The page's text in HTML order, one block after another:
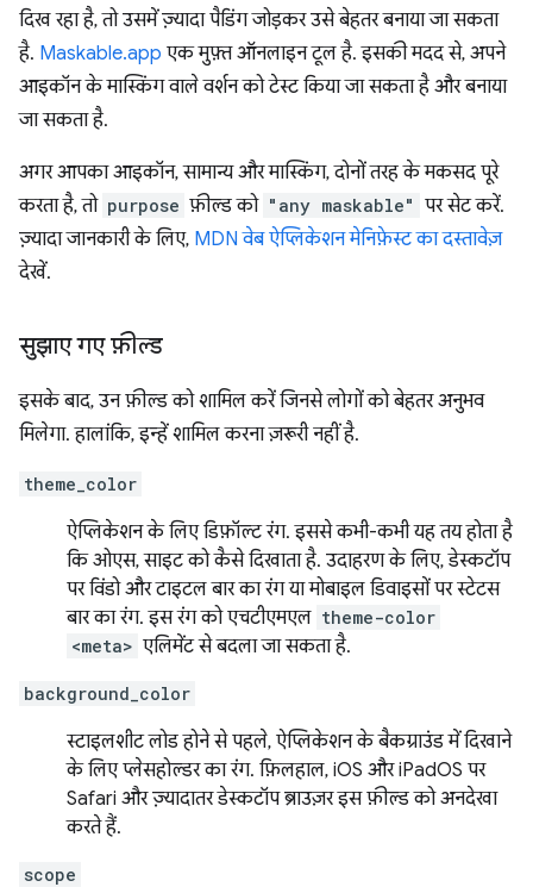
दिख रहा है, तो उसमें ज़्यादा पैडिंग जोड़कर उसे बेहतर बनाया जा सकता
है. Maskable.app एक मुफ़्त ऑनलाइन टूल है. इसकी मदद से, अपने
आइकॉन के मास्किंग वाले वर्शन को टेस्ट किया जा सकता है और बनाया
जा सकता है.
अगर आपका आइकॉन, सामान्य और मास्किंग, दोनों तरह के मकसद पूरे
करता है, तो purpose फ़ील्ड को "any maskable" पर सेट करें.
ज़्यादा जानकारी के लिए, MDN वेब ऐप्लिकेशन मेनिफ़ेस्ट का दस्तावेज़
देखें.
सुझाए गए फ़ील्ड
इसके बाद, उन फ़ील्ड को शामिल करें जिनसे लोगों को बेहतर अनुभव
मिलेगा. हालांकि, इन्हें शामिल करना ज़रूरी नहीं है.
theme_color
ऐप्लिकेशन के लिए डिफ़ॉल्ट रंग. इससे कभी-कभी यह तय होता है
कि ओएस, साइट को कैसे दिखाता है. उदाहरण के लिए, डेस्कटॉप
पर विंडो और टाइटल बार का रंग या मोबाइल डिवाइसों पर स्टेटस
बार का रंग. इस रंग को एचटीएमएल theme-color
<meta> एलिमेंट से बदला जा सकता है.
background_color
स्टाइलशीट लोड होने से पहले, ऐप्लिकेशन के बैकग्राउंड में दिखाने
के लिए प्लेसहोल्डर का रंग. फ़िलहाल, iOS और iPadOS पर
Safari और ज़्यादातर डेस्कटॉप ब्राउज़र इस फ़ील्ड को अनदेखा
करते हैं.
scope